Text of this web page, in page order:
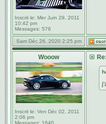
Inscrit le: Mer Juin 29, 2011
10:42 pm
Messages: 576
Sam Déc 26, 2020 2:25 pm
Wooow
Inscrit le: Ven Déc 02, 2011
2:06 pm
Messages: 1640